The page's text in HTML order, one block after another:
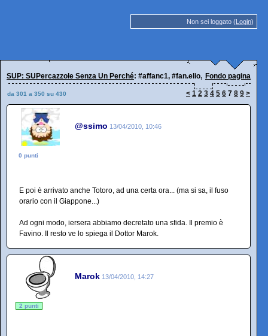
Non sei loggato (Login)
SUP: SUPercazzole Senza Un Perché: #affanc1, #fan.elio, insomma... ciàt!
Fondo pagina
da 301 a 350 su 430 < 1 2 3 4 5 6 7 8 9 >
@ssimo 13/04/2010, 10:46
0 punti
E poi è arrivato anche Totoro, ad una certa ora... (ma si sa, il fuso
orario con il Giappone...)
Ad ogni modo, iersera abbiamo decretato una sfida. Il premio è
Favino. Il resto ve lo spiega il Dottor Marok.
Marok 13/04/2010, 14:27
2 punti